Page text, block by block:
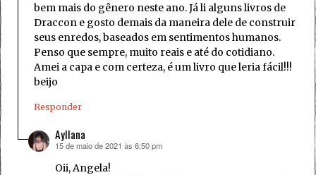
bem mais do gênero neste ano. Já li alguns livros de
Draccon e gosto demais da maneira dele de construir
seus enredos, baseados em sentimentos humanos.
Penso que sempre, muito reais e até do cotidiano.
Amei a capa e com certeza, é um livro que leria fácil!!!
beijo
Responder
Ayllana
disse:
15 de maio de 2021 às 6:50 pm
Oii, Angela!